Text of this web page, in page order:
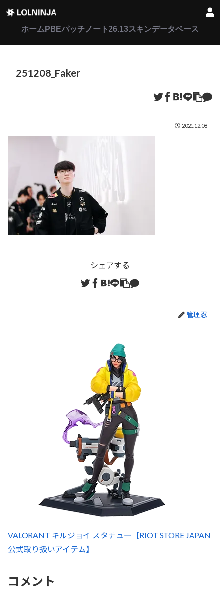
ホーム PBEパッチノート26.13スキンデータベース
251208_Faker
2025.12.08
シェアする
管理忍
VALORANT キルジョイ スタチュー【RIOT STORE JAPAN
公式取り扱いアイテム】
コメント